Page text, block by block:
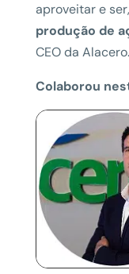
aproveitar e
produção de
CEO da Alacero.
Colaborou